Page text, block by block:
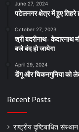
June 27, 2024
पटेलनगर क्षेत्र में हुए
October 27, 2023
श्री बदरीनाथ-
बजे बंद हो जायेगा
April 29, 2024
डेंगू और चिकनगुनिया को
Recent Posts
राष्ट्रीय दृष्टिबाधित